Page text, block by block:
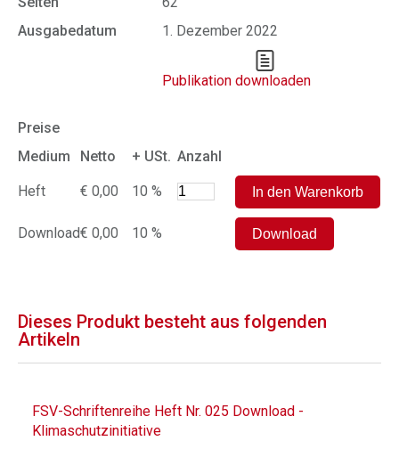
Ausgabedatum
1. Dezember 2022
Publikation downloaden
Preise
Medium
Netto + USt. Anzahl
Heft € 0,00 10 %
Download€ 0,00 10 %
Dieses Produkt besteht aus folgenden
Artikeln
FSV-Schriftenreihe Heft Nr. 025 Download -
Klimaschutzinitiative